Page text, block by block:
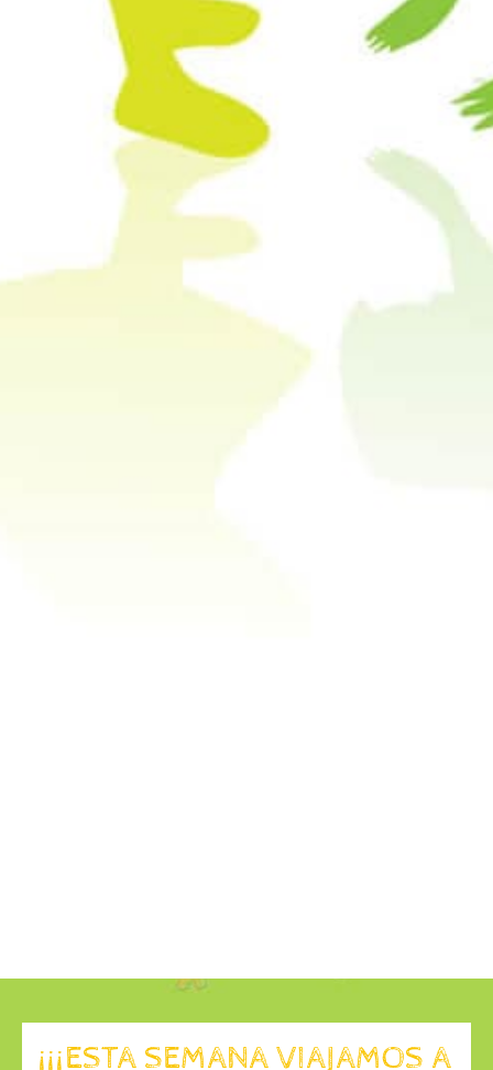
¡¡¡ESTA SEMANA VIAJAMOS A